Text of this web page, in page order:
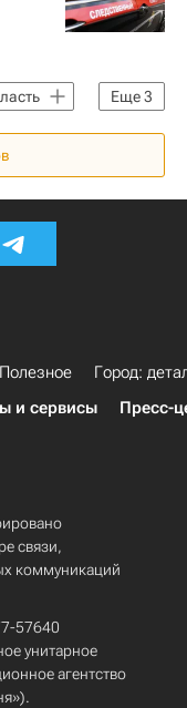
Еще3
Полезное
Город:
и сервисы Пресс-
связи,
коммуникаций
57640
унитарное
агентство